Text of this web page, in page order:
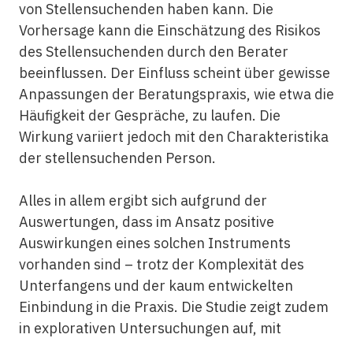
von Stellensuchenden haben kann. Die
Vorhersage kann die Einschätzung des Risikos
des Stellensuchenden durch den Berater
beeinflussen. Der Einfluss scheint über gewisse
Anpassungen der Beratungspraxis, wie etwa die
Häufigkeit der Gespräche, zu laufen. Die
Wirkung variiert jedoch mit den Charakteristika
der stellensuchenden Person.
Alles in allem ergibt sich aufgrund der
Auswertungen, dass im Ansatz positive
Auswirkungen eines solchen Instruments
vorhanden sind – trotz der Komplexität des
Unterfangens und der kaum entwickelten
Einbindung in die Praxis. Die Studie zeigt zudem
in explorativen Untersuchungen auf, mit